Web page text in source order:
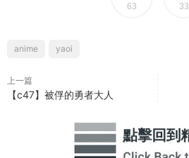
63 33
anime yaoi
上一篇
【c47】被俘的勇者大人